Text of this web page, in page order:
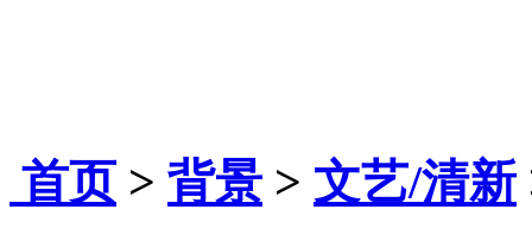
首页> 背景 > 文艺/清新